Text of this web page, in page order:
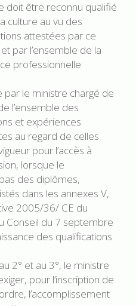
doit être reconnu qualifié
culture au vu des
attestées par ce
par l’ensemble de la
professionnelle
le ministre chargé de
l’ensemble des
et expériences
au regard de celles
pour l’accès à
lorsque le
des diplômes,
dans les annexes V,
2005/36/ CE du
Conseil du 7 septembre
des qualifications
2° et au 3°, le ministre
pour l’inscription de
l’accomplissement